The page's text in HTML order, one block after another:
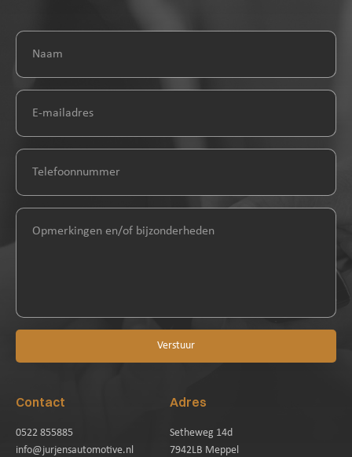
Verstuur
Contact
0522 855885
info@jurjensautomotive.nl
Adres
Setheweg 14d
7942LB Meppel